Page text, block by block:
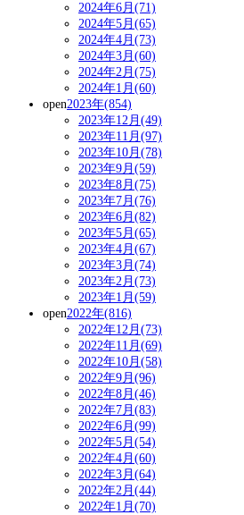
2024年6月(71)
2024年5月(65)
2024年4月(73)
2024年3月(60)
2024年2月(75)
2024年1月(60)
open2023年(854)
2023年12月(49)
2023年11月(97)
2023年10月(78)
2023年9月(59)
2023年8月(75)
2023年7月(76)
2023年6月(82)
2023年5月(65)
2023年4月(67)
2023年3月(74)
2023年2月(73)
2023年1月(59)
open2022年(816)
2022年12月(73)
2022年11月(69)
2022年10月(58)
2022年9月(96)
2022年8月(46)
2022年7月(83)
2022年6月(99)
2022年5月(54)
2022年4月(60)
2022年3月(64)
2022年2月(44)
2022年1月(70)